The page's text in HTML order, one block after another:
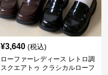
¥3,640 (税込)
ローファーレディース レトロ調
スクエアトゥ クラシカルローフ